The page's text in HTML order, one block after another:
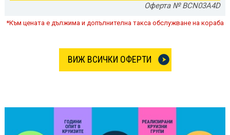
Оферта № BCN03A4D
*Към цената е дължима и допълнителна такса обслужване на кораба
ВИЖ ВСИЧКИ ОФЕРТИ